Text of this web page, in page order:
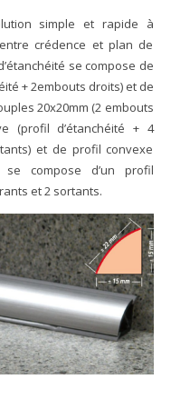
simple et rapide à
crédence et plan de
se compose de
+ 2embouts droits) et de
20x20mm (2 embouts
(profil d’étanchéité + 4
et de profil convexe
compose d’un profil
et 2 sortants.